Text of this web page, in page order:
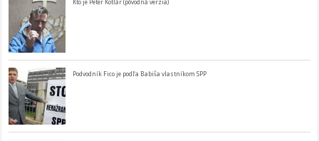
Kto je Peter Kotlár (pôvodná verzia)
Podvodník Fico je podľa Babiša vlastníkom SPP